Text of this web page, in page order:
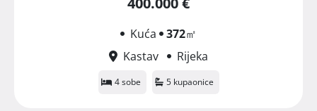
Kuća 372㎡
Kastav
Rijeka
4 sobe 5 kupaonice